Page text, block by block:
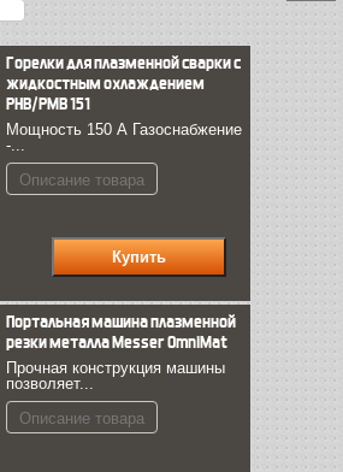
Горелки для плазменной сварки с
жидкостным охлаждением
PНВ/PМВ 151
Мощность 150 А Газоснабжение
-...
Описание товара
Портальная машина плазменной
резки металла Messer OmniMat
Прочная конструкция машины
позволяет...
Описание товара